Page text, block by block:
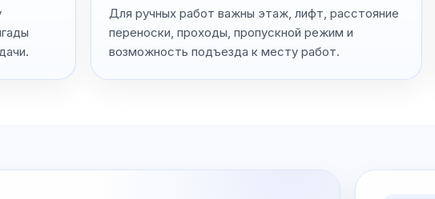
Для ручных работ важны этаж, лифт, расстояние
переноски, проходы, пропускной режим и
возможность подъезда к месту работ.